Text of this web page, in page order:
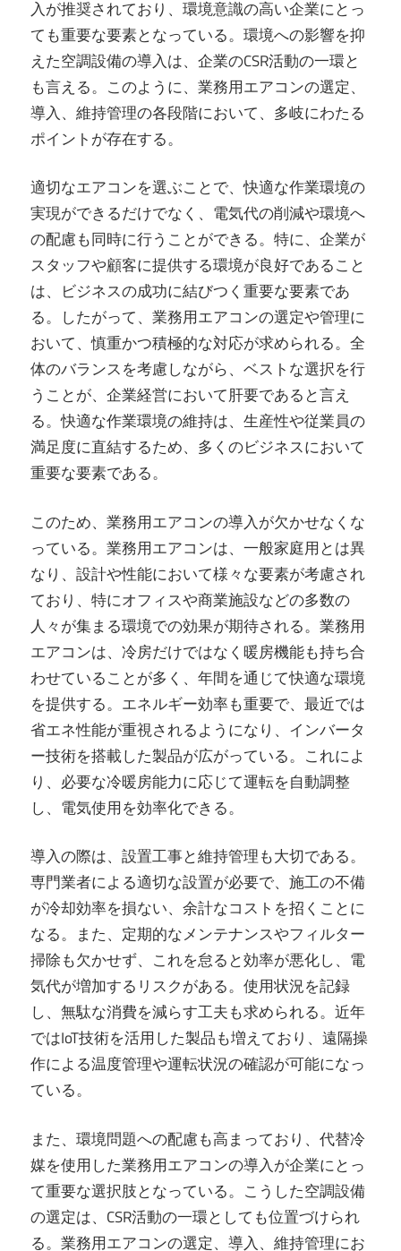
入が推奨されており、環境意識の高い企業にとっ
ても重要な要素となっている。環境への影響を抑
えた空調設備の導入は、企業のCSR活動の一環と
も言える。このように、業務用エアコンの選定、
導入、維持管理の各段階において、多岐にわたる
ポイントが存在する。
適切なエアコンを選ぶことで、快適な作業環境の
実現ができるだけでなく、電気代の削減や環境へ
の配慮も同時に行うことができる。特に、企業が
スタッフや顧客に提供する環境が良好であること
は、ビジネスの成功に結びつく重要な要素であ
る。したがって、業務用エアコンの選定や管理に
おいて、慎重かつ積極的な対応が求められる。全
体のバランスを考慮しながら、ベストな選択を行
うことが、企業経営において肝要であると言え
る。快適な作業環境の維持は、生産性や従業員の
満足度に直結するため、多くのビジネスにおいて
重要な要素である。
このため、業務用エアコンの導入が欠かせなくな
っている。業務用エアコンは、一般家庭用とは異
なり、設計や性能において様々な要素が考慮され
ており、特にオフィスや商業施設などの多数の
人々が集まる環境での効果が期待される。業務用
エアコンは、冷房だけではなく暖房機能も持ち合
わせていることが多く、年間を通じて快適な環境
を提供する。エネルギー効率も重要で、最近では
省エネ性能が重視されるようになり、インバータ
ー技術を搭載した製品が広がっている。これによ
り、必要な冷暖房能力に応じて運転を自動調整
し、電気使用を効率化できる。
導入の際は、設置工事と維持管理も大切である。
専門業者による適切な設置が必要で、施工の不備
が冷却効率を損ない、余計なコストを招くことに
なる。また、定期的なメンテナンスやフィルター
掃除も欠かせず、これを怠ると効率が悪化し、電
気代が増加するリスクがある。使用状況を記録
し、無駄な消費を減らす工夫も求められる。近年
ではIoT技術を活用した製品も増えており、遠隔操
作による温度管理や運転状況の確認が可能になっ
ている。
また、環境問題への配慮も高まっており、代替冷
媒を使用した業務用エアコンの導入が企業にとっ
て重要な選択肢となっている。こうした空調設備
の選定は、CSR活動の一環としても位置づけられ
る。業務用エアコンの選定、導入、維持管理にお